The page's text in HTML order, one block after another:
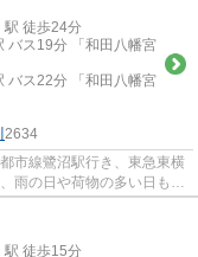
駅 徒歩24分
バス19分 「和田八幡宮
バス22分 「和田八幡宮
2634
市線鷺沼駅行き、東急東横
雨の日や荷物の多い日も安
駅 徒歩15分